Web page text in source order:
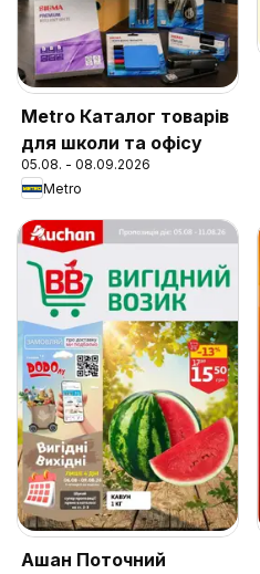
Metro Каталог товарів
для школи та офісу
05.08. - 08.09.2026
Metro
Ашан Поточний